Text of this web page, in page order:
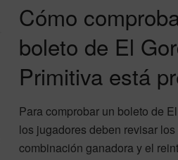
Cómo
boleto de El
Primitiva está
Para comprobar un boleto de
los jugadores deben revisar
combinación ganadora y el